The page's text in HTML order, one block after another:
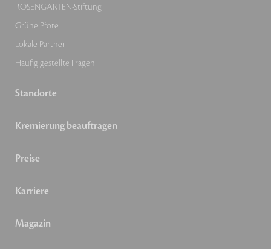
ROSENGARTEN-Stiftung
Grüne Pfote
Lokale Partner
Häufig gestellte Fragen
Standorte
Kremierung beauftragen
Preise
Karriere
Magazin